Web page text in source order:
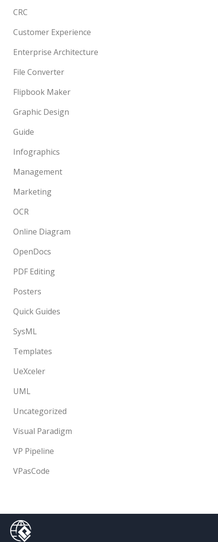
CRC
Customer Experience
Enterprise Architecture
File Converter
Flipbook Maker
Graphic Design
Guide
Infographics
Management
Marketing
OCR
Online Diagram
OpenDocs
PDF Editing
Posters
Quick Guides
SysML
Templates
UeXceler
UML
Uncategorized
Visual Paradigm
VP Pipeline
VPasCode